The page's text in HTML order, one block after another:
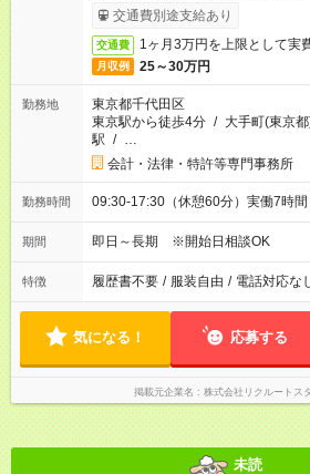
ービス利用可（利用条件有）
交通費別途支給あり
交通費 1ヶ月3万円を上限として実
月収例 25～30万円
勤務地
東京都千代田区
東京駅から徒歩4分 / 大手町(東京
駅 / …
会計・法律・特許等専門事務所
勤務時間 09:30-17:30（休憩60分）実働7時間
期間 即日～長期 ※開始日相談OK
特徴 履歴書不要 / 服装自由 / 電話対応な
気になる！ 応募する
掲載元企業名 株式会社リクルートス
未読